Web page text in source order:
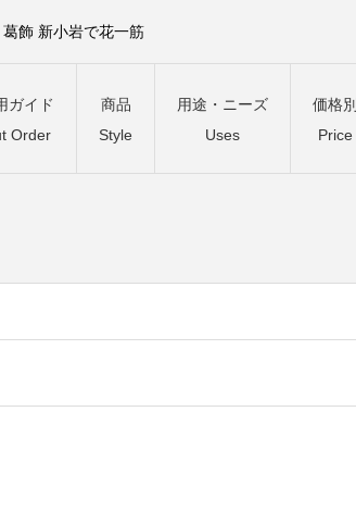
飾 新小岩で花一筋
ガイド
Order
商品
Style
用途・ニーズ
Uses
価格別
Price